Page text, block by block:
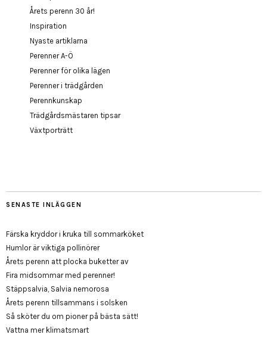
Årets perenn 30 år!
Inspiration
Nyaste artiklarna
Perenner A-Ö
Perenner för olika lägen
Perenner i trädgården
Perennkunskap
Trädgårdsmästaren tipsar
Växtporträtt
SENASTE INLÄGGEN
Färska kryddor i kruka till sommarköket
Humlor är viktiga pollinörer
Årets perenn att plocka buketter av
Fira midsommar med perenner!
Stäppsalvia, Salvia nemorosa
Årets perenn tillsammans i solsken
Så sköter du om pioner på bästa sätt!
Vattna mer klimatsmart